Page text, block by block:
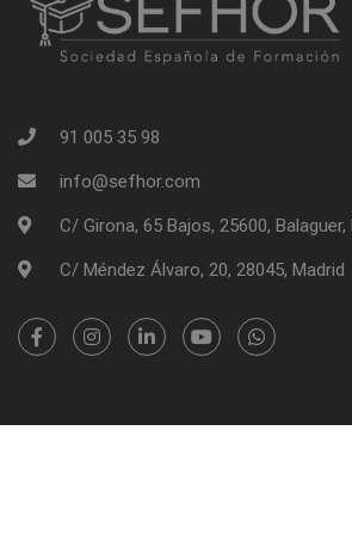
91 005 35 98
info@sefhor.com
C/ Girona, 65 Bajos, 25600, Balaguer,
C/ Méndez Álvaro, 20, 28045, Madrid